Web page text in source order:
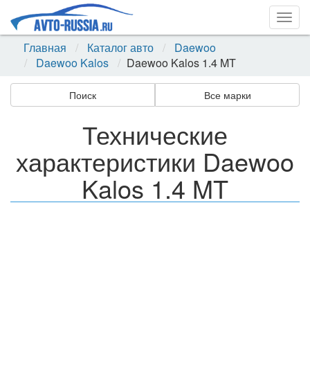
Главная
Каталог авто
Daewoo
Daewoo Kalos
Daewoo Kalos 1.4 MT
Поиск Все марки
Технические
характеристики Daewoo
Kalos 1.4 MT